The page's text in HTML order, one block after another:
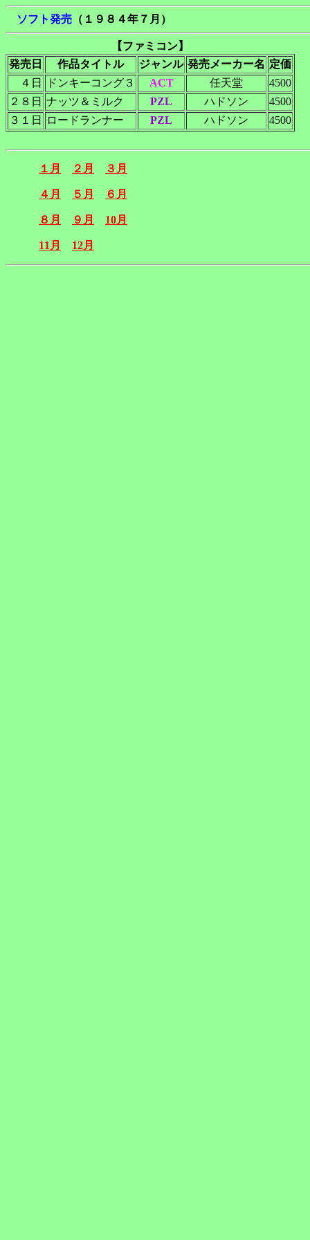
ソフト発売 （１９８４年７月）
【ファミコン】
発売日
作品タイトル ジャンル 発売メーカー名 定価
４日
ドンキーコング３ ACT 任天堂
4500
２８日 ナッツ＆ミルク PZL ハドソン
4500
３１日
ロードランナー PZL ハドソン 4500
１月 ２月 ３月
４月 ５月 ６月
８月 ９月 10月
11月 12月